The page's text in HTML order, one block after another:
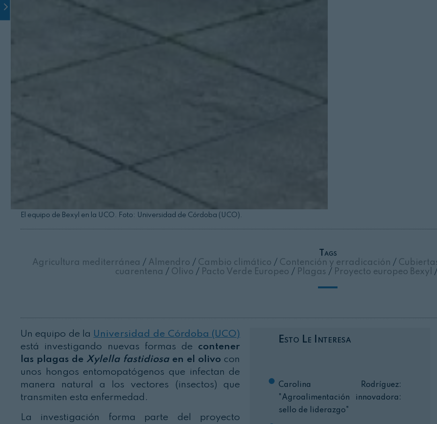
El equipo de Bexyl en la UCO. Foto: Universidad de Córdoba (UCO).
Tags
Agricultura mediterránea / Almendro / Cambio climático / Contención y erradicación /
cuarentena / Olivo / Pacto Verde Europeo / Plagas / Proyecto europeo Bexyl /
Esto Le Interesa
Carolina Rodríguez:
"Agroalimentación innovadora:
sello de liderazgo"
Un equipo de la Universidad de Córdoba (UCO)
está investigando nuevas formas de contener
las plagas de Xylella fastidiosa en el olivo con
unos hongos entomopatógenos que infectan de
manera natural a los vectores (insectos) que
transmiten esta enfermedad.
La investigación forma parte del proyecto